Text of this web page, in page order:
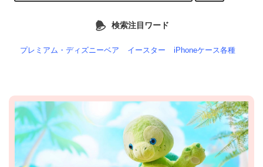
検索注目ワード
プレミアム・ディズニーベア イースター iPhoneケース各種